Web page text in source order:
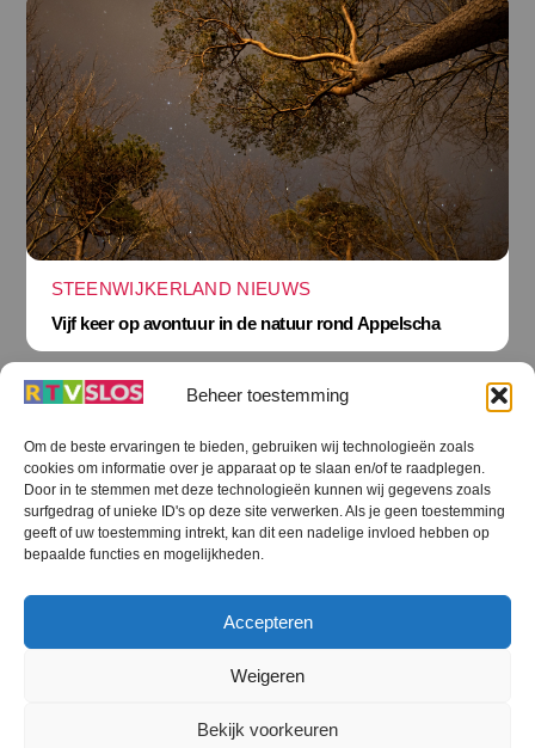
Beheer toestemming
Om de beste ervaringen te bieden, gebruiken wij technologieën zoals
cookies om informatie over je apparaat op te slaan en/of te raadplegen.
Door in te stemmen met deze technologieën kunnen wij gegevens zoals
surfgedrag of unieke ID's op deze site verwerken. Als je geen toestemming
geeft of uw toestemming intrekt, kan dit een nadelige invloed hebben op
bepaalde functies en mogelijkheden.
Accepteren
Weigeren
Bekijk voorkeuren
STEENWIJKERLAND NIEUWS
Vijf keer op avontuur in de natuur rond Appelscha
Terug
naar
boven
RTV SLOS
RTV SLOS ANBI